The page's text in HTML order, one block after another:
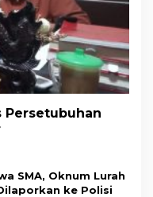
Persetubuhan
SMA, Oknum Lurah
ke Polisi